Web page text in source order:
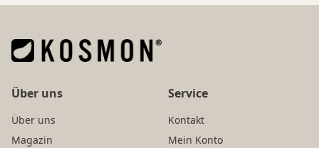
Über uns
Über uns
Magazin
Service
Kontakt
Mein Konto